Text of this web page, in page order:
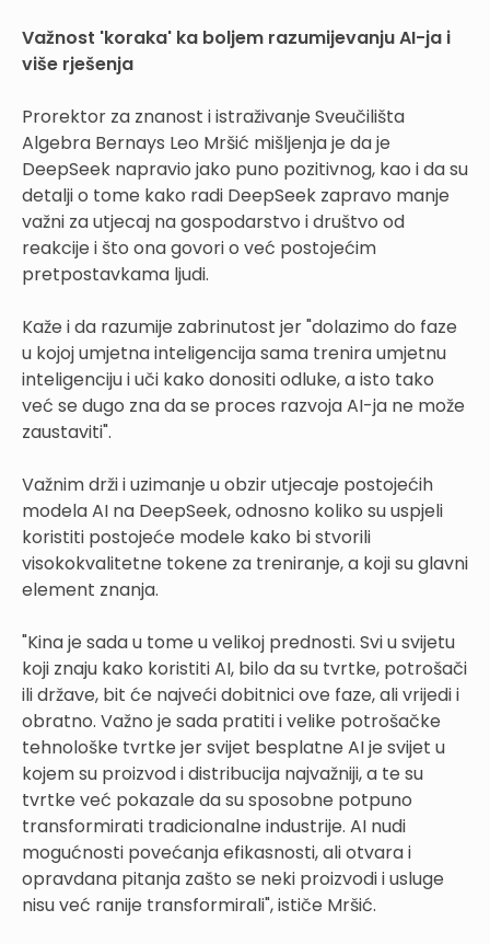
Važnost 'koraka' ka boljem razumijevanju AI-ja i
više rješenja
Prorektor za znanost i istraživanje Sveučilišta
Algebra Bernays Leo Mršić mišljenja je da je
DeepSeek napravio jako puno pozitivnog, kao i da su
detalji o tome kako radi DeepSeek zapravo manje
važni za utjecaj na gospodarstvo i društvo od
reakcije i što ona govori o već postojećim
pretpostavkama ljudi.
Kaže i da razumije zabrinutost jer "dolazimo do faze
u kojoj umjetna inteligencija sama trenira umjetnu
inteligenciju i uči kako donositi odluke, a isto tako
već se dugo zna da se proces razvoja AI-ja ne može
zaustaviti".
Važnim drži i uzimanje u obzir utjecaje postojećih
modela AI na DeepSeek, odnosno koliko su uspjeli
koristiti postojeće modele kako bi stvorili
visokokvalitetne tokene za treniranje, a koji su glavni
element znanja.
"Kina je sada u tome u velikoj prednosti. Svi u svijetu
koji znaju kako koristiti AI, bilo da su tvrtke, potrošači
ili države, bit će najveći dobitnici ove faze, ali vrijedi i
obratno. Važno je sada pratiti i velike potrošačke
tehnološke tvrtke jer svijet besplatne AI je svijet u
kojem su proizvod i distribucija najvažniji, a te su
tvrtke već pokazale da su sposobne potpuno
transformirati tradicionalne industrije. AI nudi
mogućnosti povećanja efikasnosti, ali otvara i
opravdana pitanja zašto se neki proizvodi i usluge
nisu već ranije transformirali", ističe Mršić.